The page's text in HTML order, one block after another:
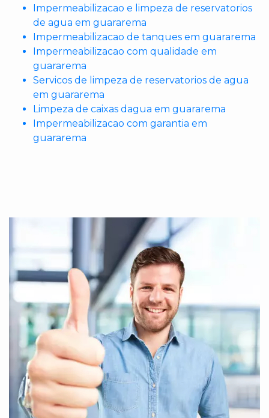
Impermeabilizacao e limpeza de reservatorios
de agua em guararema
Impermeabilizacao de tanques em guararema
Impermeabilizacao com qualidade em
guararema
Servicos de limpeza de reservatorios de agua
em guararema
Limpeza de caixas dagua em guararema
Impermeabilizacao com garantia em
guararema